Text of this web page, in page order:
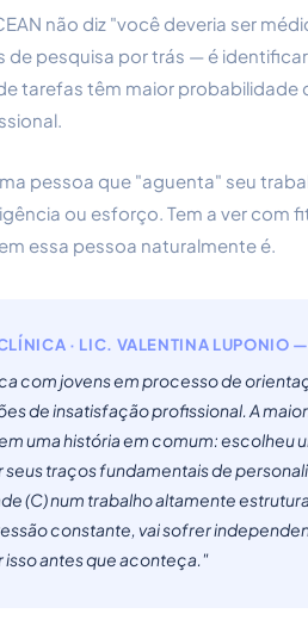
não diz "você deveria ser
pesquisa por trás — é
tarefas têm maior
pessoa que "aguenta" seu
ou esforço. Tem a ver
essa pessoa naturalmente é.
· LIC. VALENTINA LUPONIO
com jovens em processo de
de insatisfação profissional. A
uma história em comum: escolheu
traços fundamentais de
(C) num trabalho altamente
constante, vai sofrer
isso antes que aconteça."